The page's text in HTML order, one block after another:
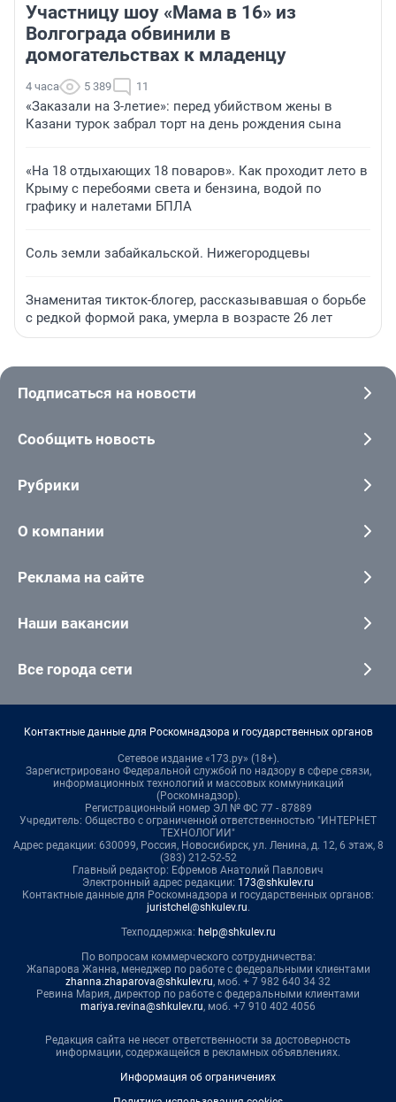
Участницу шоу «Мама в 16» из
Волгограда обвинили в
домогательствах к младенцу
4 часа 5 389 11
«Заказали на 3-летие»: перед убийством жены в
Казани турок забрал торт на день рождения сына
«На 18 отдыхающих 18 поваров». Как проходит лето в
Крыму с перебоями света и бензина, водой по
графику и налетами БПЛА
Соль земли забайкальской. Нижегородцевы
Знаменитая тикток-блогер, рассказывавшая о борьбе
с редкой формой рака, умерла в возрасте 26 лет
Подписаться на новости
Сообщить новость
Рубрики
О компании
Реклама на сайте
Наши вакансии
Все города сети
Контактные данные для Роскомнадзора и государственных органов
Сетевое издание «173.ру» (18+).
Зарегистрировано Федеральной службой по надзору в сфере связи,
информационных технологий и массовых коммуникаций
(Роскомнадзор).
Регистрационный номер ЭЛ № ФС 77 - 87889
Учредитель: Общество с ограниченной ответственностью "ИНТЕРНЕТ
ТЕХНОЛОГИИ"
Адрес редакции: 630099, Россия, Новосибирск, ул. Ленина, д. 12, 6 этаж, 8
(383) 212-52-52
Главный редактор: Ефремов Анатолий Павлович
Электронный адрес редакции: 173@shkulev.ru
Контактные данные для Роскомнадзора и государственных органов:
juristchel@shkulev.ru.
Техподдержка: help@shkulev.ru
По вопросам коммерческого сотрудничества:
Жапарова Жанна, менеджер по работе с федеральными клиентами
zhanna.zhaparova@shkulev.ru, моб. + 7 982 640 34 32
Ревина Мария, директор по работе с федеральными клиентами
mariya.revina@shkulev.ru, моб. +7 910 402 4056
Редакция сайта не несет ответственности за достоверность
информации, содержащейся в рекламных объявлениях.
Информация об ограничениях